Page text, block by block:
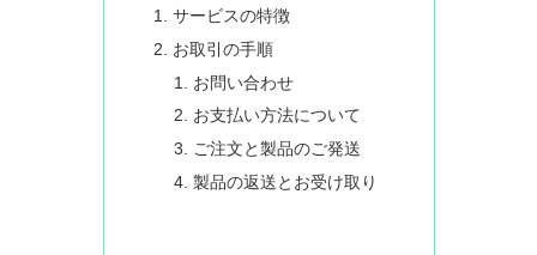
サービスの特徴
お取引の手順
お問い合わせ
お支払い方法について
ご注文と製品のご発送
製品の返送とお受け取り